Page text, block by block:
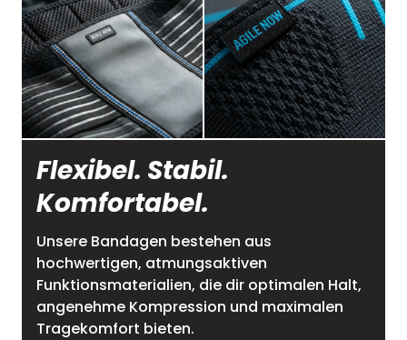
Flexibel. Stabil.
Komfortabel.
Unsere Bandagen bestehen aus
hochwertigen, atmungsaktiven
Funktionsmaterialien, die dir optimalen Halt,
angenehme Kompression und maximalen
Tragekomfort bieten.